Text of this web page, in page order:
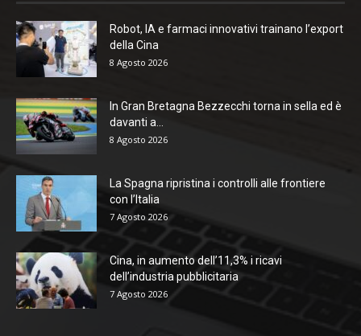
Robot, IA e farmaci innovativi trainano l’export
della Cina
8 Agosto 2026
In Gran Bretagna Bezzecchi torna in sella ed è
davanti a...
8 Agosto 2026
La Spagna ripristina i controlli alle frontiere
con l’Italia
7 Agosto 2026
Cina, in aumento dell’11,3% i ricavi
dell’industria pubblicitaria
7 Agosto 2026